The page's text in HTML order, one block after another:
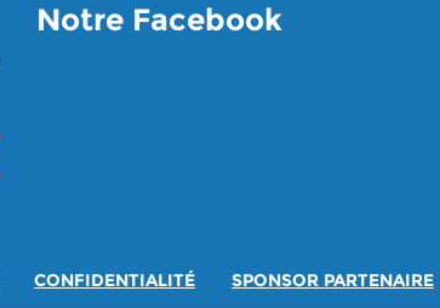
Notre Facebook
CONFIDENTIALITÉ SPONSOR PARTENAIRE